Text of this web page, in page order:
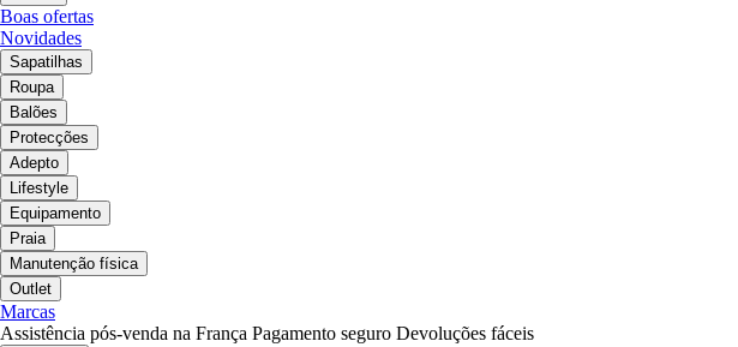
Boas ofertas
Novidades
Sapatilhas
Roupa
Balões
Protecções
Adepto
Lifestyle
Equipamento
Praia
Manutenção física
Outlet
Marcas
Assistência pós-venda na França Pagamento seguro Devoluções fáceis